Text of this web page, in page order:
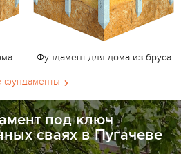
Фундамент для дома из бруса
фундаменты
под ключ
сваях в Пугачеве